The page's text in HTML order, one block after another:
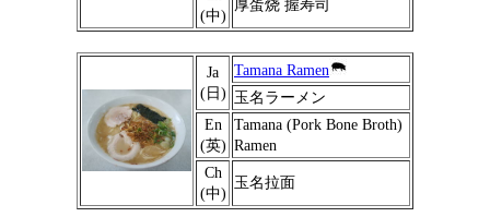
(中)
厚蛋烧 握寿司
Ja
(日)
Tamana Ramen
玉名ラーメン
En
(英)
Tamana (Pork Bone Broth)
Ramen
Ch
(中)
玉名拉面